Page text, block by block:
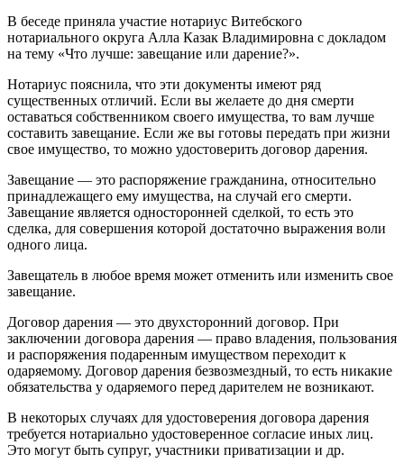
В беседе приняла участие нотариус Витебского
нотариального округа Алла Казак Владимировна с докладом
на тему «Что лучше: завещание или дарение?».
Нотариус пояснила, что эти документы имеют ряд
существенных отличий. Если вы желаете до дня смерти
оставаться собственником своего имущества, то вам лучше
составить завещание. Если же вы готовы передать при жизни
свое имущество, то можно удостоверить договор дарения.
Завещание — это распоряжение гражданина, относительно
принадлежащего ему имущества, на случай его смерти.
Завещание является односторонней сделкой, то есть это
сделка, для совершения которой достаточно выражения воли
одного лица.
Завещатель в любое время может отменить или изменить свое
завещание.
Договор дарения — это двухсторонний договор. При
заключении договора дарения — право владения, пользования
и распоряжения подаренным имуществом переходит к
одаряемому. Договор дарения безвозмездный, то есть никакие
обязательства у одаряемого перед дарителем не возникают.
В некоторых случаях для удостоверения договора дарения
требуется нотариально удостоверенное согласие иных лиц.
Это могут быть супруг, участники приватизации и др.